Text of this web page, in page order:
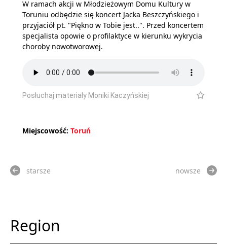
W ramach akcji w Młodzieżowym Domu Kultury w
Toruniu odbędzie się koncert Jacka Beszczyńskiego i
przyjaciół pt. "Piękno w Tobie jest..". Przed koncertem
specjalista opowie o profilaktyce w kierunku wykrycia
choroby nowotworowej.
Posłuchaj materiały Moniki Kaczyńskiej
Miejscowość: Toruń
starsze nowsze
Region